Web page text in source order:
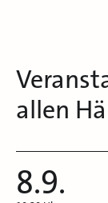
allen
8.9.